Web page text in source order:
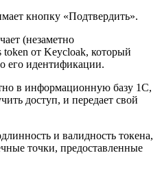
кнопку «Подтвердить».
(незаметно
token от Keycloak, который
его идентификации.
в информационную базу 1С,
доступ, и передает свой
и валидность токена,
точки, предоставленные